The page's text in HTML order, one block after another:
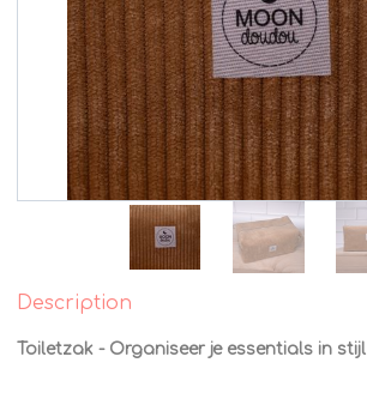
Description
Toiletzak - Organiseer je essentials in stijl